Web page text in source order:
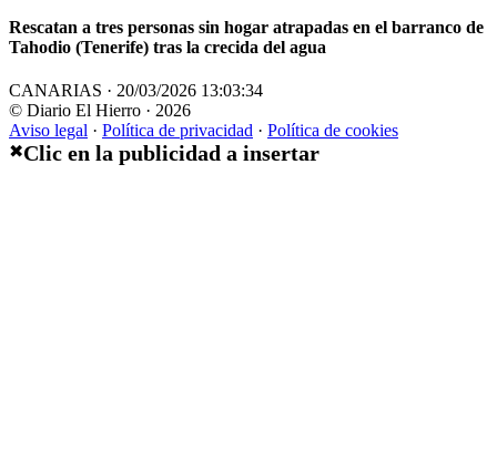
Rescatan a tres personas sin hogar atrapadas en el barranco de
Tahodio (Tenerife) tras la crecida del agua
CANARIAS · 20/03/2026 13:03:34
© Diario El Hierro · 2026
Aviso legal · Política de privacidad · Política de cookies
✖Clic en la publicidad a insertar